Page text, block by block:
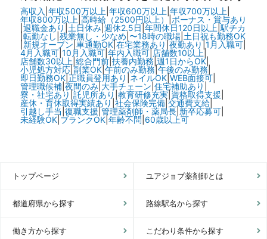
高収入 年収500万以上 年収600万以上 年収700万以上
年収800万以上 高時給（2500円以上）| ボーナス・賞与あり
退職金あり 土日休み| 週休2.5日 年間休日120日以上 駅チカ
|転勤なし 残業無し・少なめ 〜18時の職場| 土日祝も勤務OK
|新規オープン 車通勤OK|在宅業務あり 夜勤あり 1月入職可|
4月入職可| 10月入職可| 年内入職可| 店舗数10以上|
店舗数30以上 総合門前| 扶養内勤務 週1日からOK|
小児処方対応| 副業OK| 午前のみ勤務| 午後のみ勤務|
即日勤務OK| 正職員登用あり ネイルOK| WEB面接可|
管理職候補| 夜間のみ| 大手チェーン 住宅補助あり
寮・社宅あり 託児所あり 教育研修充実| 資格取得支援
産休・育休取得実績あり 社会保険完備| 交通費支給|
引越し手当 復職支援 |管理薬剤師・薬局長| 新卒応募可|
未経験OK| ブランクOK| 年齢不問 60歳以上可
トップページ ユアジョブ薬剤師とは
都道府県から探す 路線駅名から探す
働き方から探す こだわり条件から探す